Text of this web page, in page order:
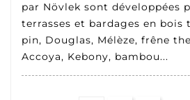
par Növlek sont développées
terrasses et bardages en bois
pin, Douglas, Mélèze, frêne
Accoya, Kebony, bambou...